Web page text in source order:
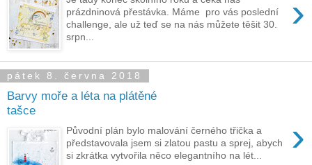
›
prázdninová přestávka. Máme pro vás poslední
challenge, ale už teď se na nás můžete těšit 30.
srpn...
pátek 8. června 2018
Barvy moře a léta na plátěné
tašce
›
Původní plán bylo malování černého třička a
představovala jsem si zlatou pastu a sprej, abych
si zkrátka vytvořila něco elegantního na lét...